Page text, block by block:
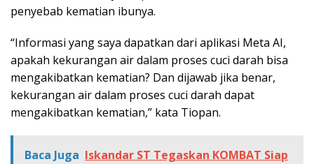
penyebab kematian ibunya.
“Informasi yang saya dapatkan dari aplikasi Meta AI,
apakah kekurangan air dalam proses cuci darah bisa
mengakibatkan kematian? Dan dijawab jika benar,
kekurangan air dalam proses cuci darah dapat
mengakibatkan kematian,” kata Tiopan.
Baca Juga Iskandar ST Tegaskan KOMBAT Siap